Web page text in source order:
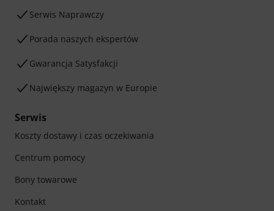
Serwis Naprawczy
Porada naszych ekspertów
Gwarancja Satysfakcji
Największy magazyn w Europie
Serwis
Koszty dostawy i czas oczekiwania
Centrum pomocy
Bony towarowe
Kontakt